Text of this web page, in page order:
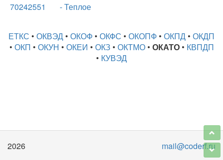
70242551
- Теплое
ЕТКС • ОКВЭД • ОКОФ • ОКФС • ОКОПФ • ОКПД • ОКДП
• ОКП • ОКУН • ОКЕИ • ОКЗ • ОКТМО• ОКАТО• КВПДП
• КУВЭД
2026 mail@coderf.ru